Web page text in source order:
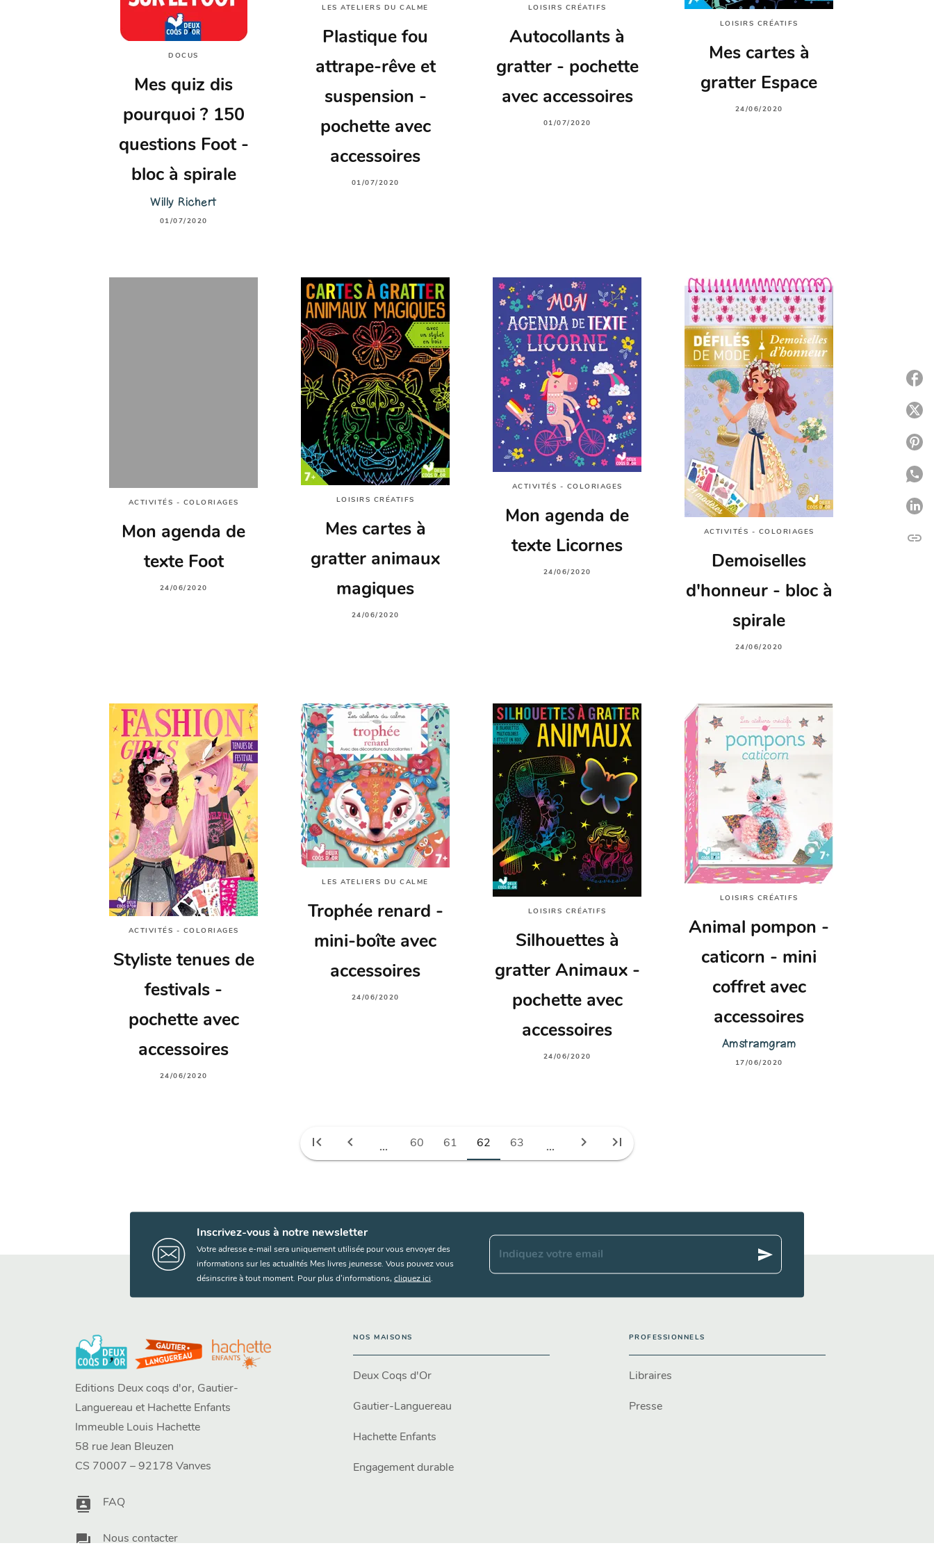
DOCUS
Mes quiz dis
pourquoi ? 150
questions Foot -
bloc à spirale
Willy Richert
01/07/2020
LES ATELIERS DU CALME
Plastique fou
attrape-rêve et
suspension -
pochette avec
accessoires
01/07/2020
LOISIRS CRÉATIFS
Autocollants à
gratter - pochette
avec accessoires
01/07/2020
LOISIRS CRÉATIFS
Mes cartes à
gratter Espace
24/06/2020
ACTIVITÉS - COLORIAGES
Mon agenda de
texte Foot
24/06/2020
LOISIRS CRÉATIFS
Mes cartes à
gratter animaux
magiques
24/06/2020
ACTIVITÉS - COLORIAGES
Mon agenda de
texte Licornes
24/06/2020
ACTIVITÉS - COLORIAGES
Demoiselles
d'honneur - bloc à
spirale
24/06/2020
ACTIVITÉS - COLORIAGES
Styliste tenues de
festivals -
pochette avec
accessoires
24/06/2020
LES ATELIERS DU CALME
Trophée renard -
mini-boîte avec
accessoires
24/06/2020
LOISIRS CRÉATIFS
Silhouettes à
gratter Animaux -
pochette avec
accessoires
24/06/2020
LOISIRS CRÉATIFS
Animal pompon -
caticorn - mini
coffret avec
accessoires
Amstramgram
17/06/2020
first_page chevron_left ... 60 61 62 63 ... chevron_right last_page
link
Inscrivez-vous à notre newsletter
Votre adresse e-mail sera uniquement utilisée pour vous envoyer des
informations sur les actualités Mes livres jeunesse. Vous pouvez vous
désinscrire à tout moment. Pour plus d’informations, cliquez ici
Indiquez votre email send
Editions Deux coqs d'or, Gautier-
Languereau et Hachette Enfants
Immeuble Louis Hachette
58 rue Jean Bleuzen
CS 70007 – 92178 Vanves
contacts FAQ
question_answer Nous contacter
NOS MAISONS
Deux Coqs d'Or
Gautier-Languereau
Hachette Enfants
Engagement durable
PROFESSIONNELS
Libraires
Presse